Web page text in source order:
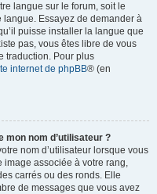
langue sur le forum, soit le
langue. Essayez de demander à
puisse installer la langue que
pas, vous êtes libre de vous
traduction. Pour plus
internet de phpBB® (en
mon nom d’utilisateur ?
nom d’utilisateur lorsque vous
image associée à votre rang,
carrés ou des ronds. Elle
de messages que vous avez